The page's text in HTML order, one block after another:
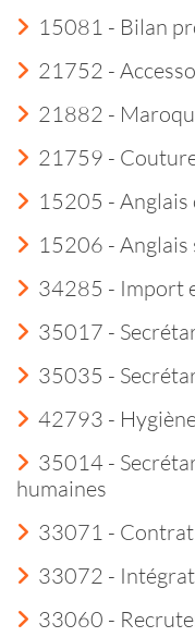
15081 - Bilan
21752 -
21882 -
21759 -
15205 - Anglais
15206 -
34285 - Import
35017 -
35035 -
42793 -
35014 -
humaines
33071 -
33072 -
33060 -